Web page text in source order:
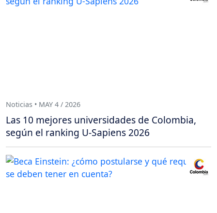
Noticias • MAY 4 / 2026
Las 10 mejores universidades de Colombia,
según el ranking U-Sapiens 2026